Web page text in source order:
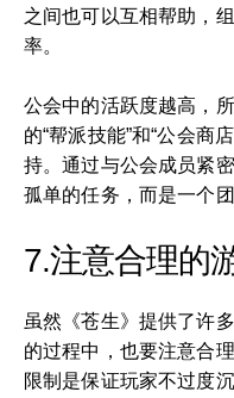
之间也可以互相帮助，
率。
公会中的活跃度越高，
的“帮派技能”和“公会商
持。通过与公会成员紧
孤单的任务，而是一个
7.注意合理的
虽然《苍生》提供了许
的过程中，也要注意合
限制是保证玩家不过度